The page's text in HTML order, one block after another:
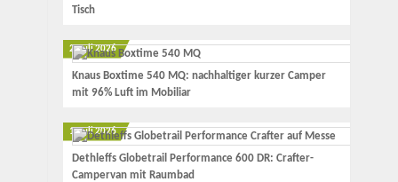
Tisch
2. Juli 2026
Knaus Boxtime 540 MQ: nachhaltiger kurzer Camper
mit 96% Luft im Mobiliar
1. Juli 2026
Dethleffs Globetrail Performance 600 DR: Crafter-
Campervan mit Raumbad